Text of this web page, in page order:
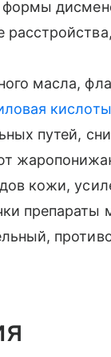
формы
масла,
кислоты
путей,
кожи,